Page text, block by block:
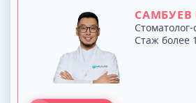
САМБУЕВ
Стаж более